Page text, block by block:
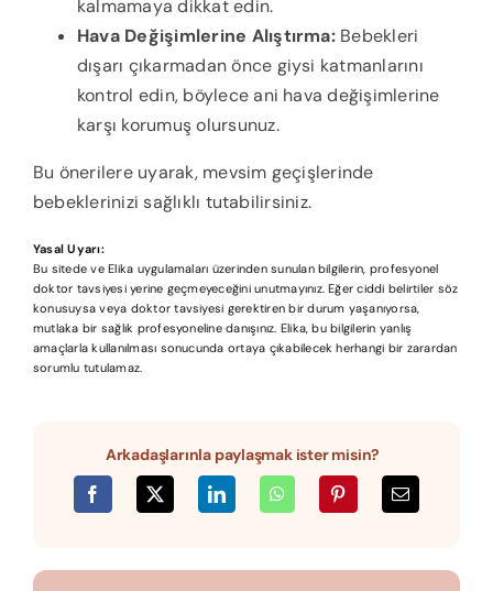
kalmamaya dikkat edin.
Hava Değişimlerine Alıştırma:Bebekleri
dışarı çıkarmadan önce giysi katmanlarını
kontrol edin, böylece ani hava değişimlerine
karşı korumuş olursunuz.
Bu önerilere uyarak, mevsim geçişlerinde
bebeklerinizi sağlıklı tutabilirsiniz.
Yasal Uyarı:
Bu sitede ve Elika uygulamaları üzerinden sunulan bilgilerin, profesyonel
doktor tavsiyesi yerine geçmeyeceğini unutmayınız. Eğer ciddi belirtiler söz
konusuysa veya doktor tavsiyesi gerektiren bir durum yaşanıyorsa,
mutlaka bir sağlık profesyoneline danışınız. Elika, bu bilgilerin yanlış
amaçlarla kullanılması sonucunda ortaya çıkabilecek herhangi bir zarardan
sorumlu tutulamaz.
Arkadaşlarınla paylaşmak ister misin?